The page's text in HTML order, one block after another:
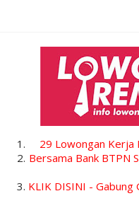
29 Lowongan Kerja
Bersama Bank BTPN
KLIK DISINI -